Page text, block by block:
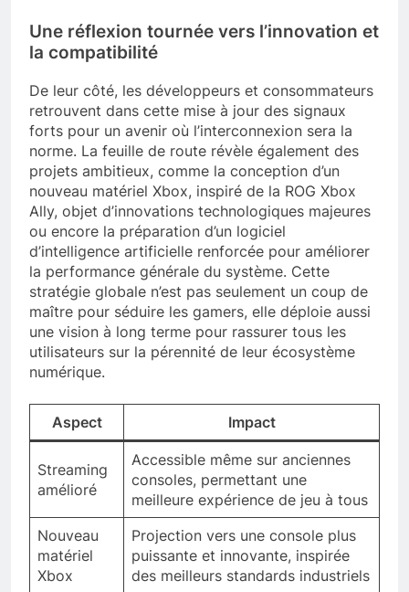
Une réflexion tournée vers l’innovation et
la compatibilité
De leur côté, les développeurs et consommateurs
retrouvent dans cette mise à jour des signaux
forts pour un avenir où l’interconnexion sera la
norme. La feuille de route révèle également des
projets ambitieux, comme la conception d’un
nouveau matériel Xbox, inspiré de la ROG Xbox
Ally, objet d’innovations technologiques majeures
ou encore la préparation d’un logiciel
d’intelligence artificielle renforcée pour améliorer
la performance générale du système. Cette
stratégie globale n’est pas seulement un coup de
maître pour séduire les gamers, elle déploie aussi
une vision à long terme pour rassurer tous les
utilisateurs sur la pérennité de leur écosystème
numérique.
Aspect Impact
Streaming
amélioré
Accessible même sur anciennes
consoles, permettant une
meilleure expérience de jeu à tous
Nouveau
matériel
Xbox
Projection vers une console plus
puissante et innovante, inspirée
des meilleurs standards industriels